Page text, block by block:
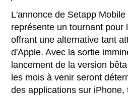
L'annonce de Setapp
représente un tournant pour
offrant une alternative tant
d'Apple. Avec la sortie
lancement de la version
les mois à venir seront
des applications sur iPhone,